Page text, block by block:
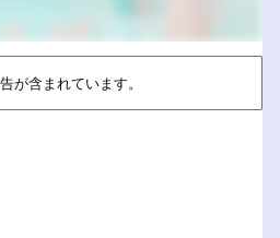
が含まれています。